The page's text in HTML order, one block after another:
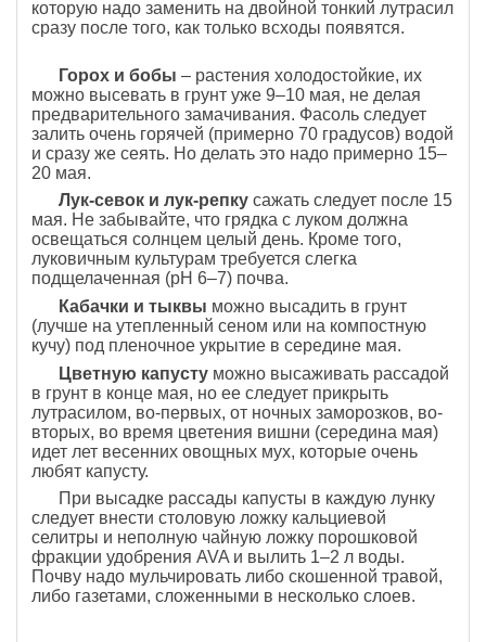
которую надо заменить на двойной тонкий лутрасил
сразу после того, как только всходы появятся.
Горох и бобы – растения холодостойкие, их
можно высевать в грунт уже 9–10 мая, не делая
предварительного замачивания. Фасоль следует
залить очень горячей (примерно 70 градусов) водой
и сразу же сеять. Но делать это надо примерно 15–
20 мая.
Лук-севок и лук-репкусажать следует после 15
мая. Не забывайте, что грядка с луком должна
освещаться солнцем целый день. Кроме того,
луковичным культурам требуется слегка
подщелаченная (рН 6–7) почва.
Кабачки и тыквы можно высадить в грунт
(лучше на утепленный сеном или на компостную
кучу) под пленочное укрытие в середине мая.
Цветную капустуможно высаживать рассадой
в грунт в конце мая, но ее следует прикрыть
лутрасилом, во-первых, от ночных заморозков, во-
вторых, во время цветения вишни (середина мая)
идет лет весенних овощных мух, которые очень
любят капусту.
При высадке рассады капусты в каждую лунку
следует внести столовую ложку кальциевой
селитры и неполную чайную ложку порошковой
фракции удобрения AVA и вылить 1–2 л воды.
Почву надо мульчировать либо скошенной травой,
либо газетами, сложенными в несколько слоев.